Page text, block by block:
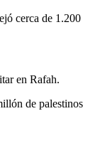
cerca de 1.200
en Rafah.
de palestinos